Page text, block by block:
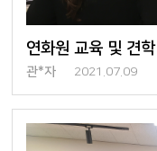
연화원 교육 및 견학
관*자 2021.07.09